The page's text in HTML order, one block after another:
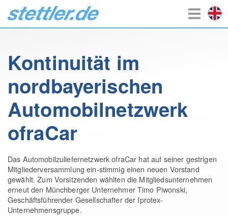
Kontinuität im
nordbayerischen
Automobilnetzwerk
ofraCar
Das Automobilzuliefernetzwerk ofraCar hat auf seiner gestrigen
Mitgliederversammlung ein-stimmig einen neuen Vorstand
gewählt. Zum Vorsitzenden wählten die Mitgliedsunternehmen
erneut den Münchberger Unternehmer Timo Piwonski,
Geschäftsführender Gesellschafter der Iprotex-
Unternehmensgruppe.